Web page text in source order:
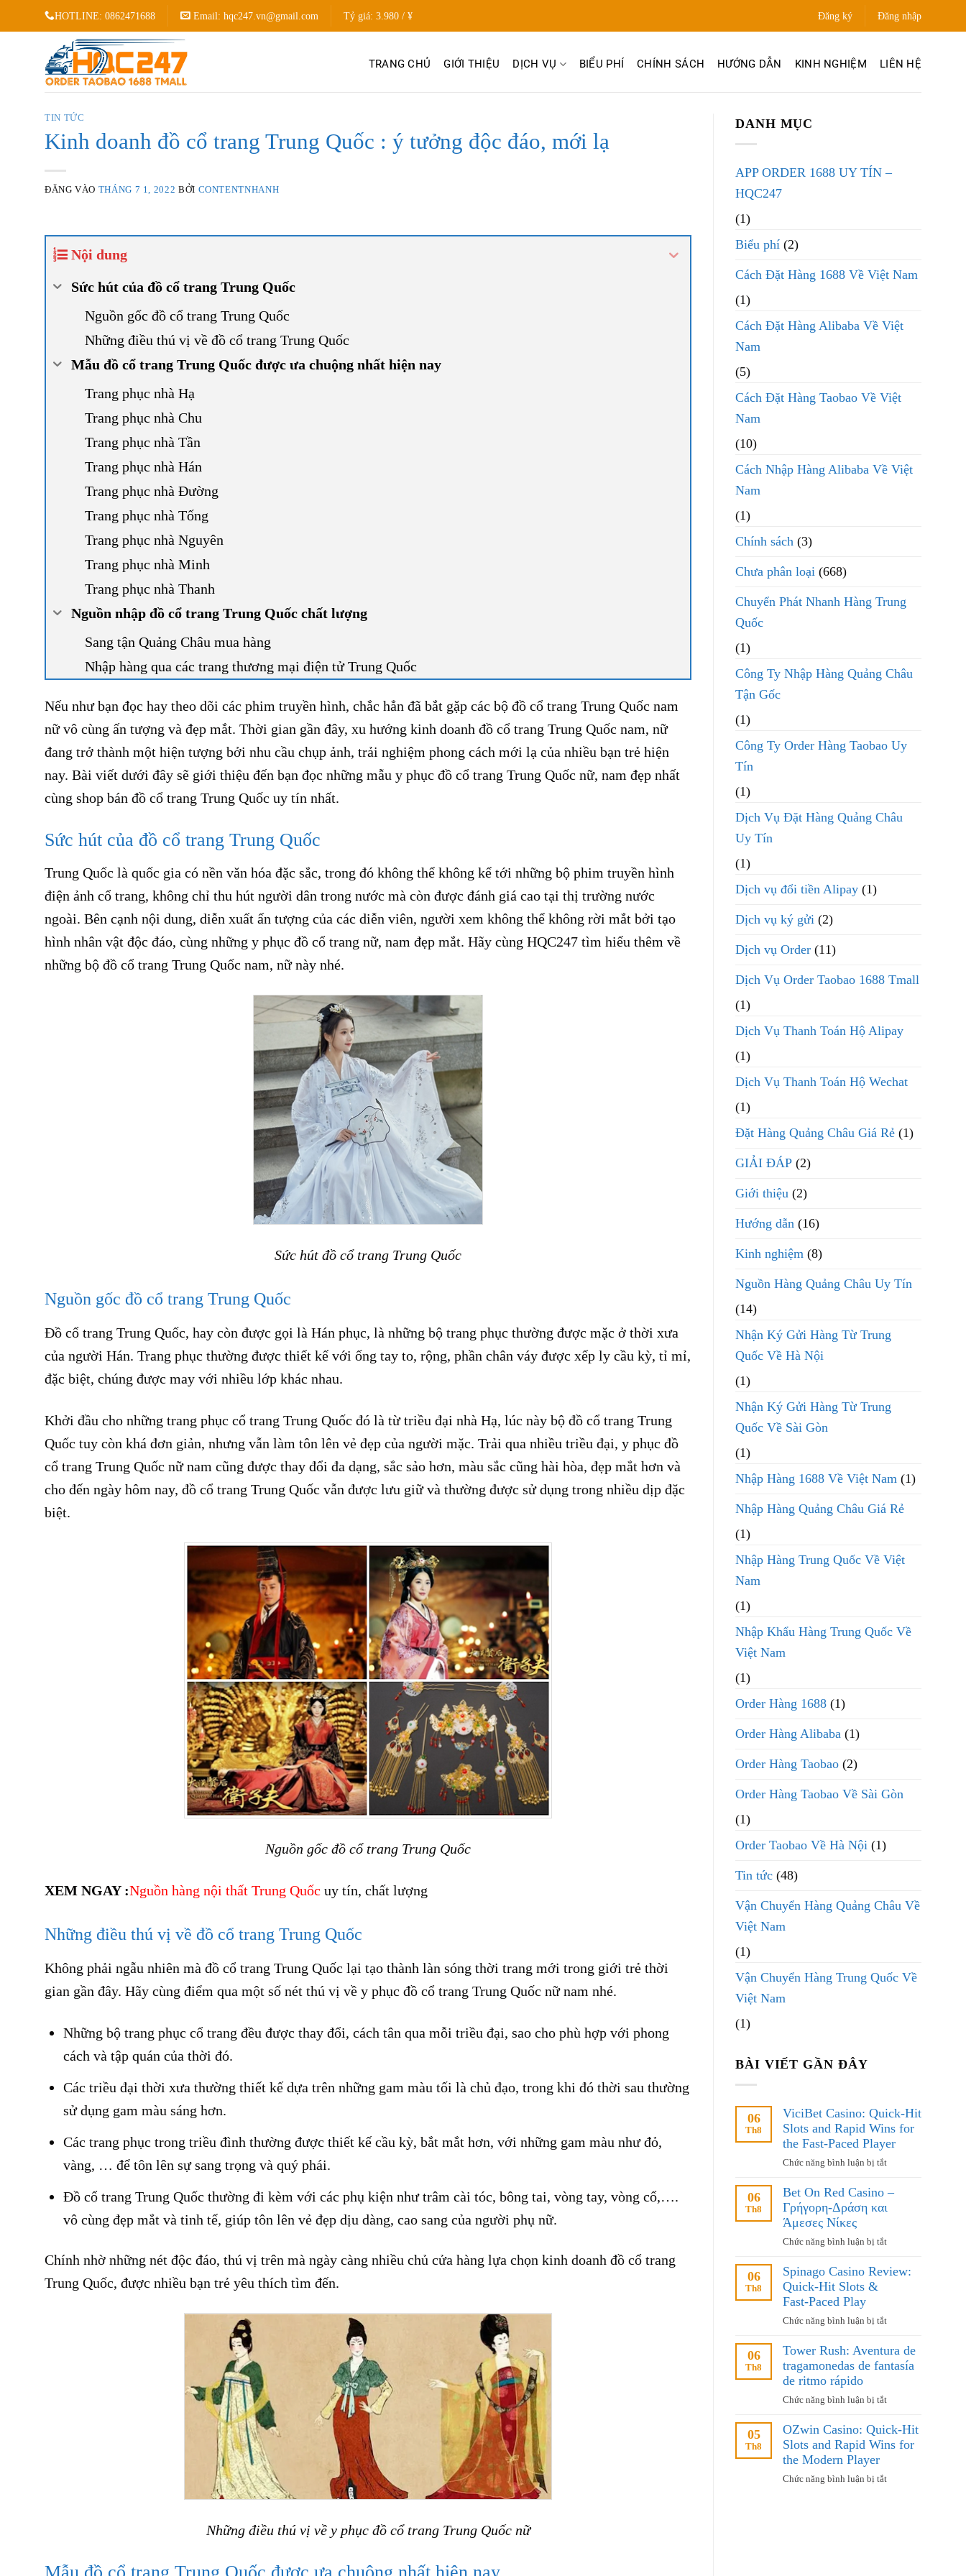
qua
HOTLINE: 0862471688 Email:hqc247.vn@gmail.com Tỷ giá:3.980 / ¥ Đăng ký Đăng nhập
TRANG CHỦ GIỚI THIỆU DỊCH VỤ BIỂU PHÍ CHÍNH SÁCH HƯỚNG DẪN KINH NGHIỆM LIÊN HỆ
TIN TỨC
Kinh doanh đồ cổ trang Trung Quốc : ý tưởng độc đáo, mới lạ
ĐĂNG VÀO THÁNG 7 1, 2022 BỞI CONTENTNHANH
Nội dung
Sức hút của đồ cổ trang Trung Quốc
Nguồn gốc đồ cổ trang Trung Quốc
Những điều thú vị về đồ cổ trang Trung Quốc
Mẫu đồ cổ trang Trung Quốc được ưa chuộng nhất hiện nay
Trang phục nhà Hạ
Trang phục nhà Chu
Trang phục nhà Tần
Trang phục nhà Hán
Trang phục nhà Đường
Trang phục nhà Tống
Trang phục nhà Nguyên
Trang phục nhà Minh
Trang phục nhà Thanh
Nguồn nhập đồ cổ trang Trung Quốc chất lượng
Sang tận Quảng Châu mua hàng
Nhập hàng qua các trang thương mại điện tử Trung Quốc
Nếu như bạn đọc hay theo dõi các phim truyền hình, chắc hẳn đã bắt gặp các bộ đồ cổ trang Trung Quốc nam
nữ vô cùng ấn tượng và đẹp mắt. Thời gian gần đây, xu hướng kinh doanh đồ cổ trang Trung Quốc nam, nữ
đang trở thành một hiện tượng bởi nhu cầu chụp ảnh, trải nghiệm phong cách mới lạ của nhiều bạn trẻ hiện
nay. Bài viết dưới đây sẽ giới thiệu đến bạn đọc những mẫu y phục đồ cổ trang Trung Quốc nữ, nam đẹp nhất
cùng shop bán đồ cổ trang Trung Quốc uy tín nhất.
Sức hút của đồ cổ trang Trung Quốc
Trung Quốc là quốc gia có nền văn hóa đặc sắc, trong đó không thể không kể tới những bộ phim truyền hình
điện ảnh cổ trang, không chỉ thu hút người dân trong nước mà còn được đánh giá cao tại thị trường nước
ngoài. Bên cạnh nội dung, diễn xuất ấn tượng của các diễn viên, người xem không thể không rời mắt bởi tạo
hình nhân vật độc đáo, cùng những y phục đồ cổ trang nữ, nam đẹp mắt. Hãy cùng HQC247 tìm hiểu thêm về
những bộ đồ cổ trang Trung Quốc nam, nữ này nhé.
Sức hút đồ cổ trang Trung Quốc
Nguồn gốc đồ cổ trang Trung Quốc
Đồ cổ trang Trung Quốc, hay còn được gọi là Hán phục, là những bộ trang phục thường được mặc ở thời xưa
của người Hán. Trang phục thường được thiết kế với ống tay to, rộng, phần chân váy được xếp ly cầu kỳ, tỉ mỉ,
đặc biệt, chúng được may với nhiều lớp khác nhau.
Khởi đầu cho những trang phục cổ trang Trung Quốc đó là từ triều đại nhà Hạ, lúc này bộ đồ cổ trang Trung
Quốc tuy còn khá đơn giản, nhưng vẫn làm tôn lên vẻ đẹp của người mặc. Trải qua nhiều triều đại, y phục đồ
cổ trang Trung Quốc nữ nam cũng được thay đổi đa dạng, sắc sảo hơn, màu sắc cũng hài hòa, đẹp mắt hơn và
cho đến ngày hôm nay, đồ cổ trang Trung Quốc vẫn được lưu giữ và thường được sử dụng trong nhiều dịp đặc
biệt.
Nguồn gốc đồ cổ trang Trung Quốc
XEM NGAY :Nguồn hàng nội thất Trung Quốc uy tín, chất lượng
Những điều thú vị về đồ cổ trang Trung Quốc
Không phải ngẫu nhiên mà đồ cổ trang Trung Quốc lại tạo thành làn sóng thời trang mới trong giới trẻ thời
gian gần đây. Hãy cùng điểm qua một số nét thú vị về y phục đồ cổ trang Trung Quốc nữ nam nhé.
Những bộ trang phục cổ trang đều được thay đổi, cách tân qua mỗi triều đại, sao cho phù hợp với phong
cách và tập quán của thời đó.
Các triều đại thời xưa thường thiết kế dựa trên những gam màu tối là chủ đạo, trong khi đó thời sau thường
sử dụng gam màu sáng hơn.
Các trang phục trong triều đình thường được thiết kế cầu kỳ, bắt mắt hơn, với những gam màu như đỏ,
vàng, … để tôn lên sự sang trọng và quý phái.
Đồ cổ trang Trung Quốc thường đi kèm với các phụ kiện như trâm cài tóc, bông tai, vòng tay, vòng cổ,….
vô cùng đẹp mắt và tinh tế, giúp tôn lên vẻ đẹp dịu dàng, cao sang của người phụ nữ.
Chính nhờ những nét độc đáo, thú vị trên mà ngày càng nhiều chủ cửa hàng lựa chọn kinh doanh đồ cổ trang
Trung Quốc, được nhiều bạn trẻ yêu thích tìm đến.
Những điều thú vị về y phục đồ cổ trang Trung Quốc nữ
DANH MỤC
APP ORDER 1688 UY TÍN –
HQC247
(1)
Biểu phí (2)
Cách Đặt Hàng 1688 Về Việt Nam
(1)
Cách Đặt Hàng Alibaba Về Việt
Nam
(5)
Cách Đặt Hàng Taobao Về Việt
Nam
(10)
Cách Nhập Hàng Alibaba Về Việt
Nam
(1)
Chính sách (3)
Chưa phân loại (668)
Chuyển Phát Nhanh Hàng Trung
Quốc
(1)
Công Ty Nhập Hàng Quảng Châu
Tận Gốc
(1)
Công Ty Order Hàng Taobao Uy
Tín
(1)
Dịch Vụ Đặt Hàng Quảng Châu
Uy Tín
(1)
Dịch vụ đổi tiền Alipay (1)
Dịch vụ ký gửi (2)
Dịch vụ Order (11)
Dịch Vụ Order Taobao 1688 Tmall
(1)
Dịch Vụ Thanh Toán Hộ Alipay
(1)
Dịch Vụ Thanh Toán Hộ Wechat
(1)
Đặt Hàng Quảng Châu Giá Rẻ (1)
GIẢI ĐÁP (2)
Giới thiệu (2)
Hướng dẫn (16)
Kinh nghiệm (8)
Nguồn Hàng Quảng Châu Uy Tín
(14)
Nhận Ký Gửi Hàng Từ Trung
Quốc Về Hà Nội
(1)
Nhận Ký Gửi Hàng Từ Trung
Quốc Về Sài Gòn
(1)
Nhập Hàng 1688 Về Việt Nam (1)
Nhập Hàng Quảng Châu Giá Rẻ
(1)
Nhập Hàng Trung Quốc Về Việt
Nam
(1)
Nhập Khẩu Hàng Trung Quốc Về
Việt Nam
(1)
Order Hàng 1688 (1)
Order Hàng Alibaba (1)
Order Hàng Taobao (2)
Order Hàng Taobao Về Sài Gòn
(1)
Order Taobao Về Hà Nội (1)
Tin tức (48)
Vận Chuyển Hàng Quảng Châu Về
Việt Nam
(1)
Vận Chuyển Hàng Trung Quốc Về
Việt Nam
(1)
BÀI VIẾT GẦN ĐÂY
06
Th8
ViciBet Casino: Quick‑Hit
Slots and Rapid Wins for
the Fast‑Paced Player
Chức năng bình luận bị tắtở
Casino:
Rapid
for
Player
06
Th8
Bet On Red Casino –
Γρήγορη‑Δράση και
Άμεσες Νίκες
Chức năng bình luận bị tắtở
On
Γρήγορη‑Δράση
Άμεσες
Νίκες
06
Th8
Spinago Casino Review:
Quick‑Hit Slots &
Fast‑Paced Play
Chức năng bình luận bị tắtở
Casino
Review:
&
Play
06
Th8
Tower Rush: Aventura de
tragamonedas de fantasía
de ritmo rápido
Chức năng bình luận bị tắtở
Rush:
Aventura
de
05
Th8
OZwin Casino: Quick‑Hit
Slots and Rapid Wins for
the Modern Player
Chức năng bình luận bị tắtở